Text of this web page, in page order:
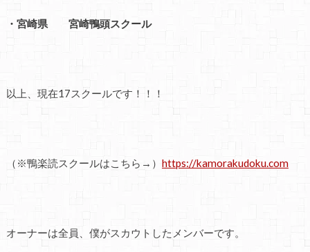
・宮崎県 宮崎鴨頭スクール
以上、現在17スクールです！！！
（※鴨楽読スクールはこちら→） https://kamorakudoku.com
オーナーは全員、僕がスカウトしたメンバーです。